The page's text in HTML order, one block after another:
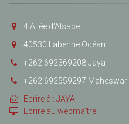
4 Allée d’Alsace
40530 Labenne Océan
+262 692369208 Jaya
+262 692559297 Maheswari
Ecrire à : JAYA
Ecrire au webmaître